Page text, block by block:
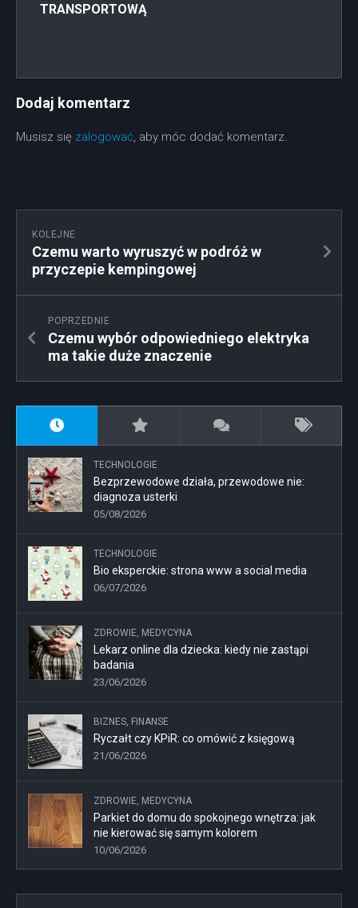
TRANSPORTOWĄ
Dodaj komentarz
Musisz się zalogować, aby móc dodać komentarz.
KOLEJNE
Czemu warto wyruszyć w podróż w
przyczepie kempingowej
POPRZEDNIE
Czemu wybór odpowiedniego elektryka
ma takie duże znaczenie
TECHNOLOGIE
Bezprzewodowe działa, przewodowe nie:
diagnoza usterki
05/08/2026
TECHNOLOGIE
Bio eksperckie: strona www a social media
06/07/2026
ZDROWIE, MEDYCYNA
Lekarz online dla dziecka: kiedy nie zastąpi
badania
23/06/2026
BIZNES, FINANSE
Ryczałt czy KPiR: co omówić z księgową
21/06/2026
ZDROWIE, MEDYCYNA
Parkiet do domu do spokojnego wnętrza: jak
nie kierować się samym kolorem
10/06/2026